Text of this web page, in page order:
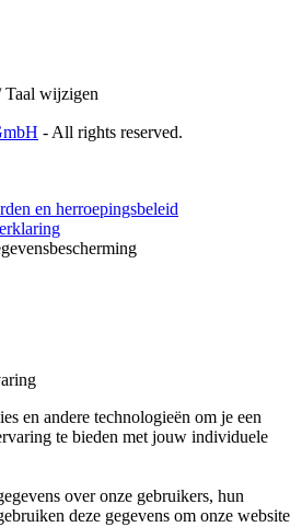
Taal wijzigen
- All rights reserved.
en herroepingsbeleid
en andere technologieën om je een
te bieden met jouw individuele
over onze gebruikers, hun
deze gegevens om onze website